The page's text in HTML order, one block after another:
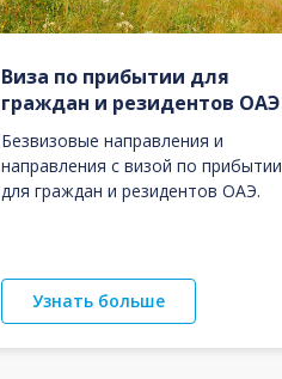
Виза по прибытии для
граждан и резидентов ОАЭ
Безвизовые направления и
направления с визой по прибытии
для граждан и резидентов ОАЭ.
Узнать больше